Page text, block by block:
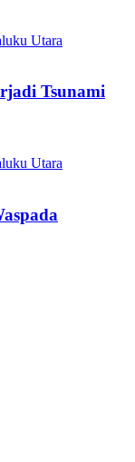
Tsunami